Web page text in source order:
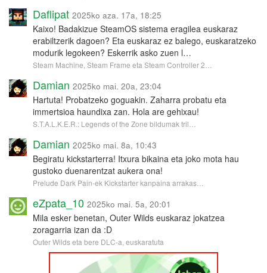
Daflipat 2025ko aza. 17a, 18:25
Kaixo! Badakizue SteamOS sistema eragilea euskaraz
erabiltzerik dagoen? Eta euskaraz ez balego, euskaratzeko
modurik legokeen? Eskerrik asko zuen l…
Steam Machine, Steam Frame eta Steam Controller 2…
Damian 2025ko mai. 20a, 23:04
Hartuta! Probatzeko goguakin. Zaharra probatu eta
immertsioa haundixa zan. Hola are gehixau!
S.T.A.L.K.E.R.: Legends of the Zone bildumak tril…
Damian 2025ko mai. 8a, 10:43
Begiratu kickstarterra! Itxura bikaina eta joko mota hau
gustoko duenarentzat aukera ona!
Prelude Dark Pain-ek Kickstarter kanpaina arrakas…
eZpata_10 2025ko mai. 5a, 20:01
Mila esker benetan, Outer Wilds euskaraz jokatzea
zoragarria izan da :D
Outer Wilds eta bere DLC-a, euskaratuta